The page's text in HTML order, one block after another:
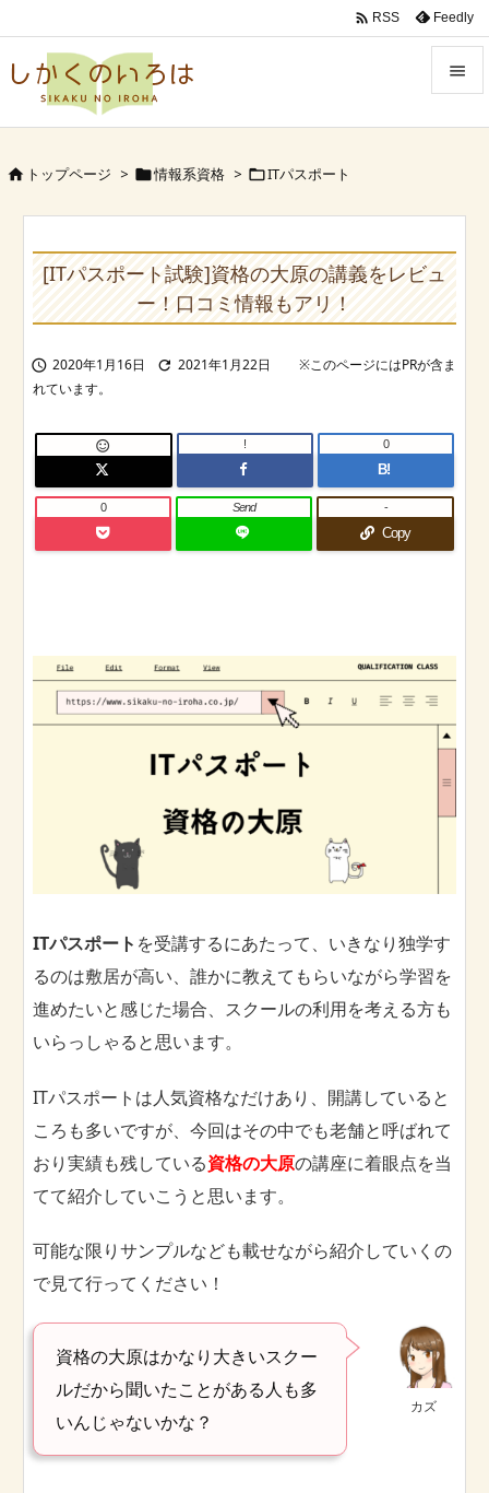

Prev
Search
 RSS Feedly
 トップページ > 情報系資格 > ITパスポート
[ITパスポート試験]資格の大原の講義をレビュ
ー！口コミ情報もアリ！
 2020年1月16日  2021年1月22日
 !
B!
0
0 Send
Copy
-
ITパスポート を受講するにあたって、いきなり独学す
るのは敷居が高い、誰かに教えてもらいながら学習を
進めたいと感じた場合、スクールの利用を考える方も
いらっしゃると思います。
ITパスポートは人気資格なだけあり、開講していると
ころも多いですが、今回はその中でも老舗と呼ばれて
おり実績も残している資格の大原の講座に着眼点を当
てて紹介していこうと思います。
可能な限りサンプルなども載せながら紹介していくの
で見て行ってください！
カズ
資格の大原はかなり大きいスクー
ルだから聞いたことがある人も多
いんじゃないかな？